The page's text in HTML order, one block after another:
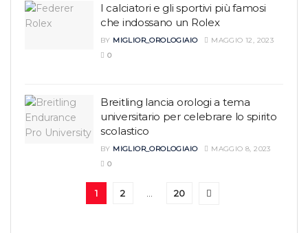
I calciatori e gli sportivi più famosi
che indossano un Rolex
BY MIGLIOR_OROLOGIAIO
MAGGIO 12, 2023
0
Breitling lancia orologi a tema
universitario per celebrare lo spirito
scolastico
BY MIGLIOR_OROLOGIAIO
MAGGIO 8, 2023
0
1 2 20